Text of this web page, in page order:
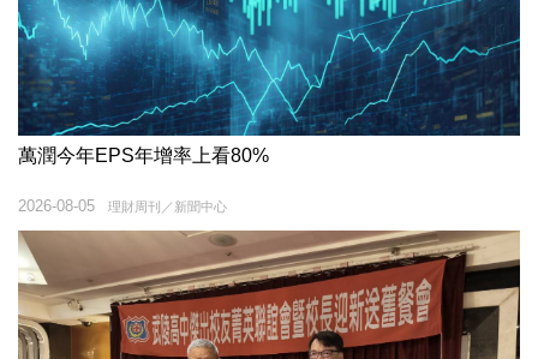
萬潤今年EPS年增率上看80%
理財周刊／新聞中心
2026-08-05